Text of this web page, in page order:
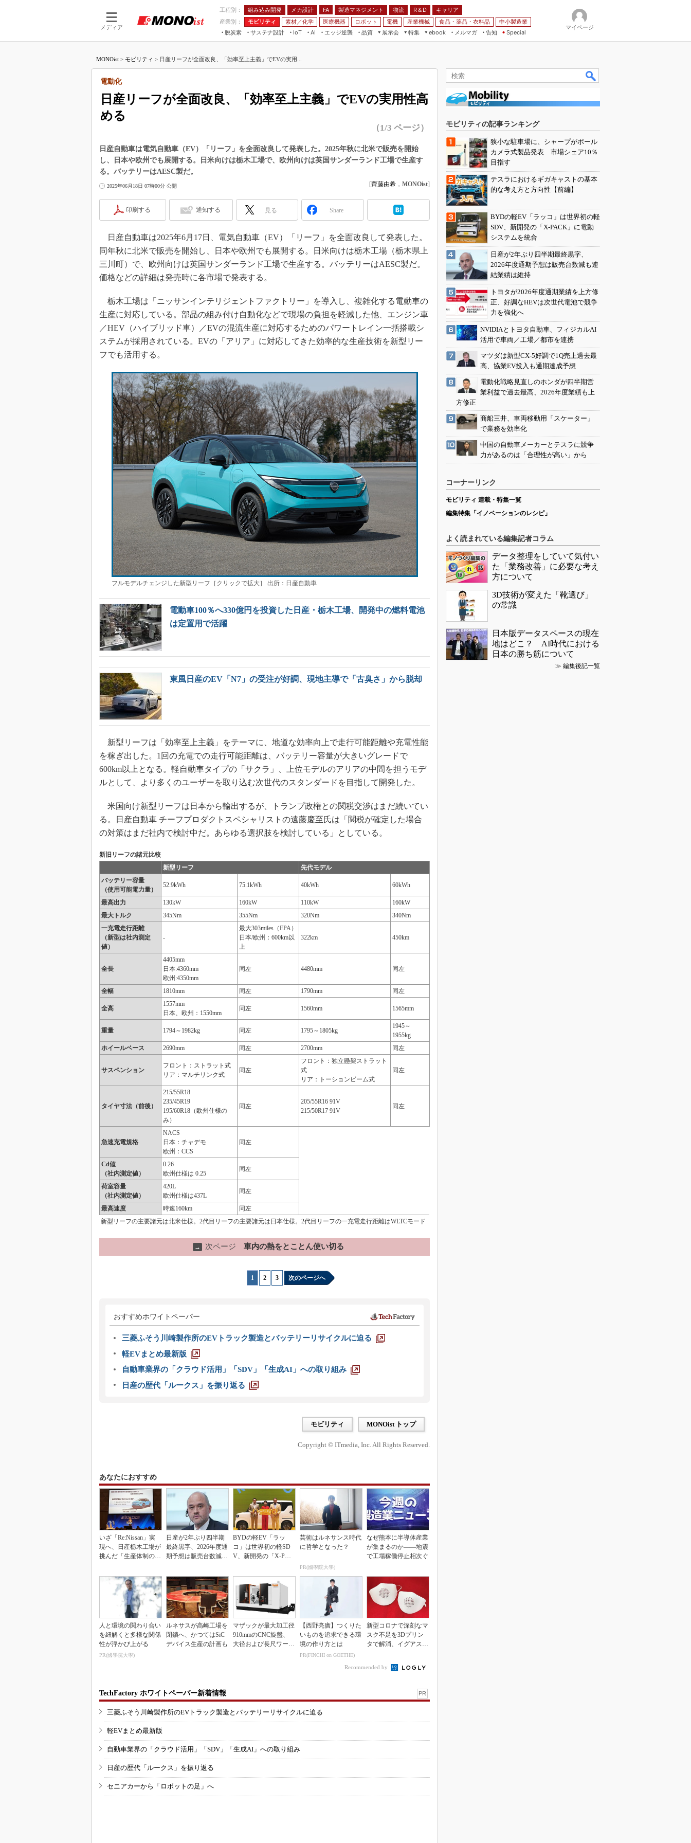
メディア
工程別： 組み込み開発 メカ設計 FA 製造マネジメント 物流 R＆D
キャリア
産業別：
モビリティ 素材／化学 医療機器 ロボット 電機 産業機械 食品・薬品・衣料品
中小製造業
脱炭素
サステナ設計
IoT
つながる工場
AI
AI×設備保全
エッジ逆襲 品質
展示会
JIMTOF
IIFES
TECHNO-FRONTIER
人テク展
日本ものづくりワールド
産業オープンネット展
特集
VR／AR
組み込みモデリング
3Dプリンタ
デジタルツインとCAE
S＆OP
イノベーション
製造業ビッグデータ
メイドインジャパン
植物工場
グローバル設計・開発
制御セキュリティ
新型コロナへの対応
ebook
メルマガ
告知 Special
マイページ
MONOist > モビリティ > 日産リーフが全面改良、「効率至上主義」でEVの実用...
日産リーフが全面改良、「効率至上主義」でEVの実用性高
める
電動化
（1/3 ページ）
日産自動車は電気自動車（EV）「リーフ」を全面改良して発表した。2025年秋に北米で販売を開始
し、日本や欧州でも展開する。日米向けは栃木工場で、欧州向けは英国サンダーランド工場で生産す
る。バッテリーはAESC製だ。
2025年06月18日 07時00分 公開 [齊藤由希 ， MONOist]
印刷する 通知する 見る Share
日産自動車は2025年6月17日、電気自動車（EV）「リーフ」を全面改良して発表した。
同年秋に北米で販売を開始し、日本や欧州でも展開する。日米向けは栃木工場（栃木県上
三川町）で、欧州向けは英国サンダーランド工場で生産する。バッテリーはAESC製だ。
価格などの詳細は発売時に各市場で発表する。
栃木工場は「ニッサンインテリジェントファクトリー」を導入し、複雑化する電動車の
生産に対応している。部品の組み付け自動化などで現場の負担を軽減した他、エンジン車
／HEV（ハイブリッド車）／EVの混流生産に対応するためのパワートレイン一括搭載シ
ステムが採用されている。EVの「アリア」に対応してきた効率的な生産技術を新型リー
フでも活用する。
フルモデルチェンジした新型リーフ［クリックで拡大］ 出所：日産自動車
電動車100％へ330億円を投資した日産・栃木工場、開発中の燃料電池
は定置用で活躍
東風日産のEV「N7」の受注が好調、現地主導で「古臭さ」から脱却
新型リーフは「効率至上主義」をテーマに、地道な効率向上で走行可能距離や充電性能
を稼ぎ出した。1回の充電での走行可能距離は、バッテリー容量が大きいグレードで
600km以上となる。軽自動車タイプの「サクラ」、上位モデルのアリアの中間を担うモデ
ルとして、より多くのユーザーを取り込む次世代のスタンダードを目指して開発した。
米国向け新型リーフは日本から輸出するが、トランプ政権との関税交渉はまだ続いてい
る。日産自動車 チーフプロダクトスペシャリストの遠藤慶至氏は「関税が確定した場合
の対策はまだ社内で検討中だ。あらゆる選択肢を検討している」としている。
新旧リーフの諸元比較
新型リーフ
先代モデル
バッテリー容量
（使用可能電力量）
52.9kWh 75.1kWh 40kWh 60kWh
最高出力 130kW 160kW 110kW
160kW
最大トルク
345Nm 355Nm 320Nm
340Nm
一充電走行距離
（新型は社内測定
値）
-
最大303miles（EPA）
日本/欧州：600km以
上
322km 450km
全長
4405mm
日本:4360mm
欧州:4350mm
同左 4480mm 同左
全幅 1810mm 同左 1790mm 同左
全高
1557mm
日本、欧州：1550mm
同左 1560mm 1565mm
重量 1794～1982kg 同左 1795～1805kg
1945～
1955kg
ホイールベース
2690mm 同左 2700mm 同左
サスペンション
フロント：ストラット式
リア：マルチリンク式
同左
フロント：独立懸架ストラット
式
リア：トーションビーム式
同左
タイヤ寸法（前後）
215/55R18
235/45R19
195/60R18（欧州仕様の
み）
同左
205/55R16 91V
215/50R17 91V
同左
急速充電規格
NACS
日本：チャデモ
欧州：CCS
同左
Cd値
（社内測定値）
0.26
欧州仕様は 0.25
同左
荷室容量
（社内測定値）
420L
欧州仕様は437L
同左
最高速度 時速160km
同左
新型リーフの主要諸元は北米仕様。2代目リーフの主要諸元は日本仕様。2代目リーフの一充電走行距離はWLTCモード
→ 次ページ 車内の熱をとことん使い切る
1 2 3 次のページへ
おすすめホワイトペーパー
三菱ふそう川崎製作所のEVトラック製造とバッテリーリサイクルに迫る
軽EVまとめ最新版
自動車業界の「クラウド活用」「SDV」「生成AI」への取り組み
日産の歴代「ルークス」を振り返る
モビリティ MONOist トップ
Copyright © ITmedia, Inc. All Rights Reserved.
あなたにおすすめ
いざ「Re:Nissan」実
現へ、日産栃木工場が
挑んだ「生産体制の比
日産が2年ぶり四半期
最終黒字、2026年度通
期予想は販売台数減も
BYDの軽EV「ラッ
コ」は世界初の軽SD
V、新開発の「X-PAC
芸術はルネサンス時代
に哲学となった？
PR(國學院大學)
なぜ熊本に半導体産業
が集まるのか――地震
で工場稼働停止相次ぐ
人と環境の関わり合い
を紐解くと多様な関係
性が浮かび上がる
PR(國學院大學)
ルネサスが高崎工場を
閉鎖へ、かつてはSiC
デバイス生産の計画も
マザックが最大加工径
910mmのCNC旋盤、
大径および長尺ワーク
【西野亮廣】つくりた
いものを追求できる環
境の作り方とは
PR(FINCHI on GOETHE)
新型コロナで深刻なマ
スク不足を3Dプリン
タで解消、イグアスが
Recommended by
TechFactory ホワイトペーパー新着情報 PR
三菱ふそう川崎製作所のEVトラック製造とバッテリーリサイクルに迫る
軽EVまとめ最新版
自動車業界の「クラウド活用」「SDV」「生成AI」への取り組み
日産の歴代「ルークス」を振り返る
セニアカーから「ロボットの足」へ
モビリティの記事ランキング
狭小な駐車場に、シャープがポール
カメラ式製品発表 市場シェア10％
目指す
テスラにおけるギガキャストの基本
的な考え方と方向性【前編】
BYDの軽EV「ラッコ」は世界初の軽
SDV、新開発の「X-PACK」に電動
システムを統合
日産が2年ぶり四半期最終黒字、
2026年度通期予想は販売台数減も連
結業績は維持
トヨタが2026年度通期業績を上方修
正、好調なHEVは次世代電池で競争
力を強化へ
NVIDIAとトヨタ自動車、フィジカルAI
活用で車両／工場／都市を連携
マツダは新型CX-5好調で1Q売上過去最
高、協業EV投入も通期達成予想
電動化戦略見直しのホンダが四半期営
業利益で過去最高、2026年度業績も上
方修正
商船三井、車両移動用「スケーター」
で業務を効率化
中国の自動車メーカーとテスラに競争
力があるのは「合理性が高い」から
コーナーリンク
モビリティ 連載・特集一覧
編集特集「イノベーションのレシピ」
よく読まれている編集記者コラム
データ整理をしていて気付い
た「業務改善」に必要な考え
方について
3D技術が変えた「靴選び」
の常識
日本版データスペースの現在
地はどこ？ AI時代における
日本の勝ち筋について
≫ 編集後記一覧